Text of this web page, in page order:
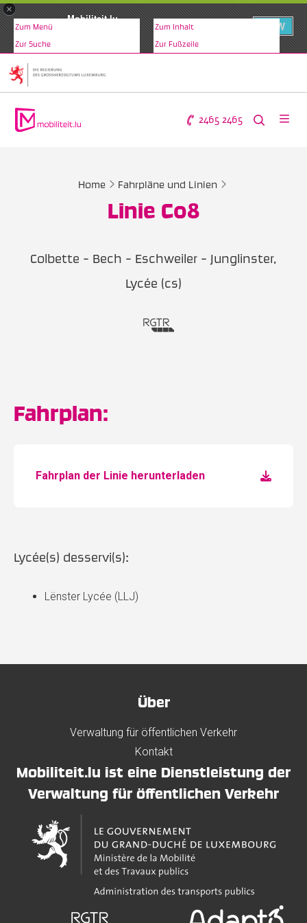
×
Mobiliteit.lu
VIEW
Zum Menü Zum Inhalt
Zur Suche Zur Fußzeile
2465 2465
Home Fahrpläne und Linien
Linie C08
Colbette - Bech - Eschweiler - Junglinster,
Lycée (cs)
Fahrplan:
Fahrplan der Linie herunterladen
Lycée(s) desservi(s):
Lënster Lycée (LLJ)
Über
Verwaltung für öffentlichen Verkehr
Kontakt
Mobiliteit.lu ist eine Dienstleistung der
Verwaltung für öffentlichen Verkehr